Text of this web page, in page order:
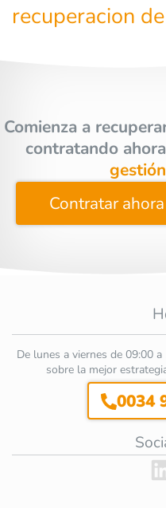
recuperacion
Comienza a
contratando
Contratar ahora
De lunes a viernes de 09:00
sobre la mejor
0034